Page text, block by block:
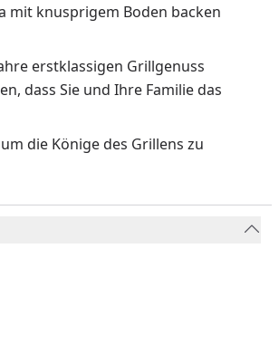
mit knusprigem Boden backen
erstklassigen Grillgenuss
dass Sie und Ihre Familie das
die Könige des Grillens zu